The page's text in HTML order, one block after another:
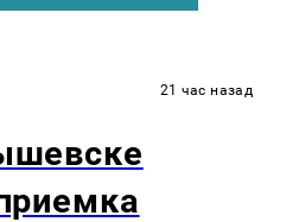
21 час назад